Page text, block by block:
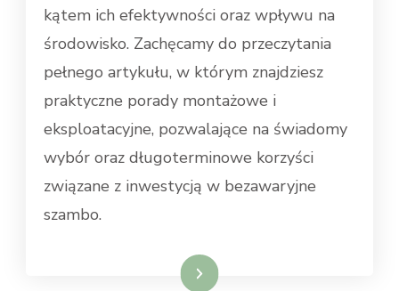
kątem ich efektywności oraz wpływu na
środowisko. Zachęcamy do przeczytania
pełnego artykułu, w którym znajdziesz
praktyczne porady montażowe i
eksploatacyjne, pozwalające na świadomy
wybór oraz długoterminowe korzyści
związane z inwestycją w bezawaryjne
szambo.
Weiterlesen